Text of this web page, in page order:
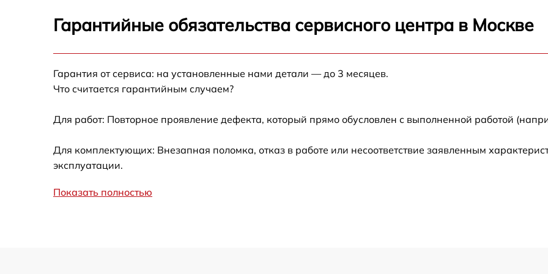
Замена динамика телефона OnePlus 11
Замена корпуса телефона OnePlus 11
Гарантийные обязательства сервисного центра в Москве
Гарантия от сервиса: на установленные нами детали — до 3 месяцев.
Что считается гарантийным случаем?
Для работ: Повторное проявление дефекта, который прямо обусловлен с выполненной работой
Для комплектующих: Внезапная поломка, отказ в работе или несоответствие заявленным
эксплуатации.
Показать полностью